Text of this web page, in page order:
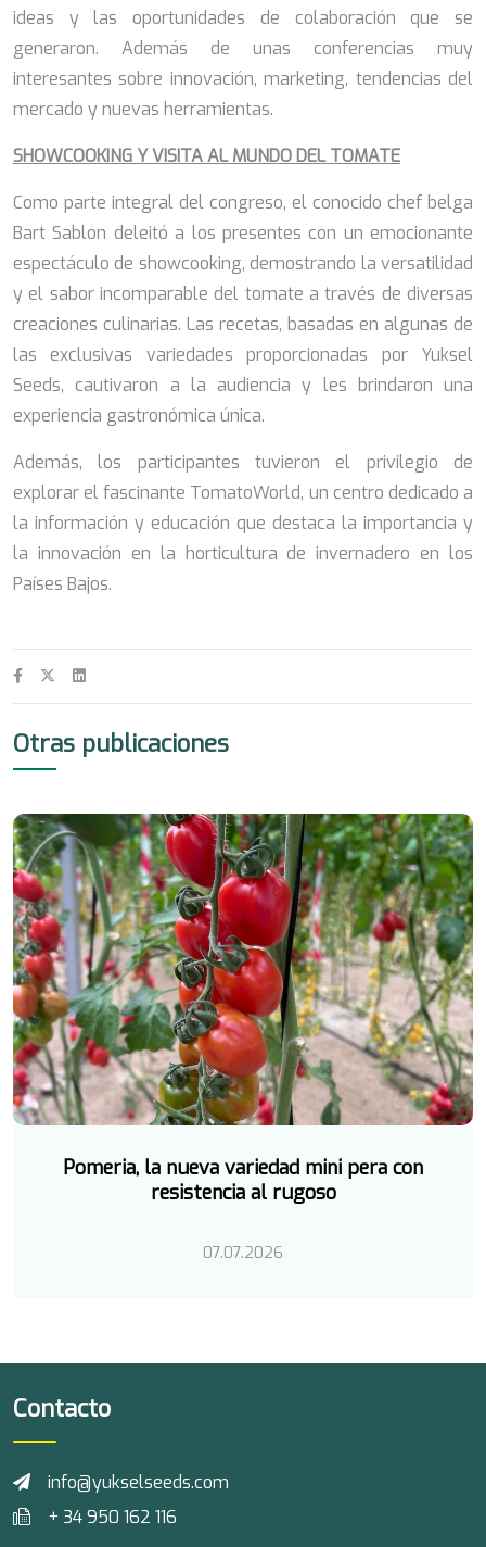
ideas y las oportunidades de colaboración que se
generaron. Además de unas conferencias muy
interesantes sobre innovación, marketing, tendencias del
mercado y nuevas herramientas.
SHOWCOOKING Y VISITA AL MUNDO DEL TOMATE
Como parte integral del congreso, el conocido chef belga
Bart Sablon deleitó a los presentes con un emocionante
espectáculo de showcooking, demostrando la versatilidad
y el sabor incomparable del tomate a través de diversas
creaciones culinarias. Las recetas, basadas en algunas de
las exclusivas variedades proporcionadas por Yuksel
Seeds, cautivaron a la audiencia y les brindaron una
experiencia gastronómica única.
Además, los participantes tuvieron el privilegio de
explorar el fascinante TomatoWorld, un centro dedicado a
la información y educación que destaca la importancia y
la innovación en la horticultura de invernadero en los
Países Bajos.
Otras publicaciones
Pomeria, la nueva variedad mini pera con
resistencia al rugoso
07.07.2026
Contacto
info@yukselseeds.com
+ 34 950 162 116